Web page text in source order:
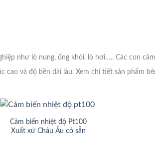
như lò nung, ống khói, lò hơi….. Các con
và độ bền dài lâu. Xem chi tiết sản phẩm
Cảm biến nhiệt độ Pt100
Xuất xứ Châu Âu có sẵn